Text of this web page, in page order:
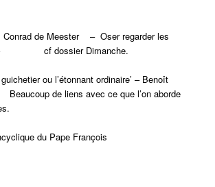
Conrad de Meester – Oser regarder les
– cf dossier Dimanche.
ou l’étonnant ordinaire’ – Benoît
de liens avec ce que l’on aborde
du Pape François